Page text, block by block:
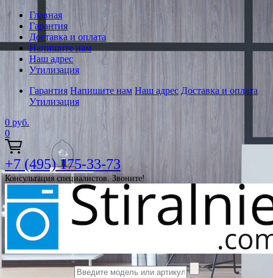
Главная
Гарантия
Доставка и оплата
Напишите нам
Наш адрес
Утилизация
Гарантия Напишите нам Наш адрес Доставка и оплата
Утилизация
0 руб.
0
+7 (495) 175-33-73
Консультация специалистов. Звоните!